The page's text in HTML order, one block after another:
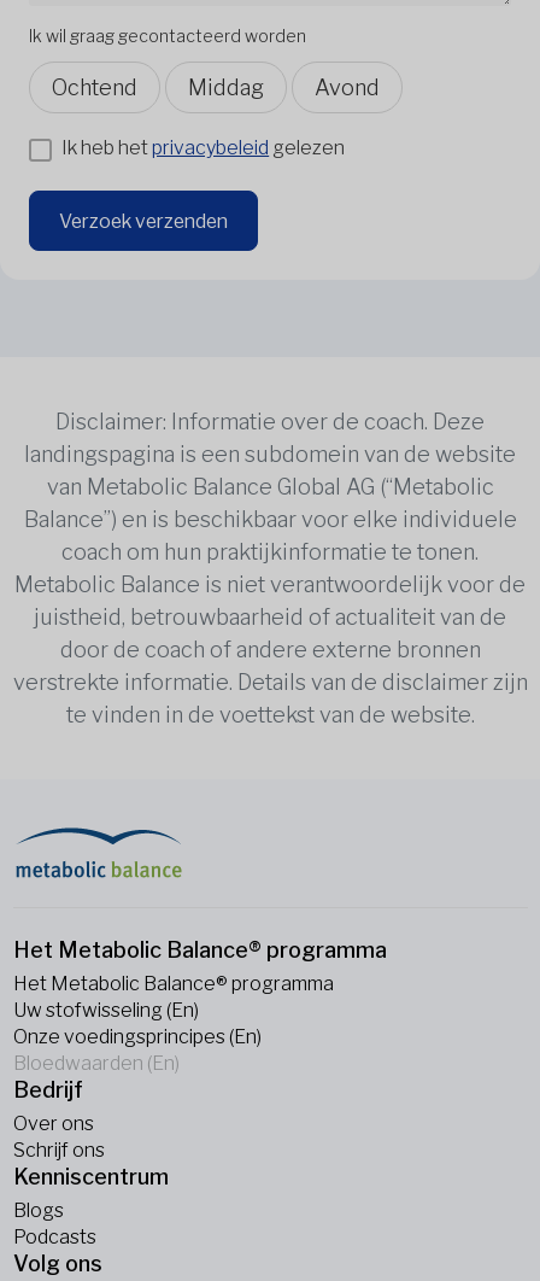
Ik wil graag gecontacteerd worden
Ochtend Middag Avond
Ik heb hetprivacybeleid gelezen
Verzoek verzenden
Disclaimer: Informatie over de coach. Deze
landingspagina is een subdomein van de website
van Metabolic Balance Global AG (“Metabolic
Balance”) en is beschikbaar voor elke individuele
coach om hun praktijkinformatie te tonen.
Metabolic Balance is niet verantwoordelijk voor de
juistheid, betrouwbaarheid of actualiteit van de
door de coach of andere externe bronnen
verstrekte informatie. Details van de disclaimer zijn
te vinden in de voettekst van de website.
Het Metabolic Balance® programma
Het Metabolic Balance® programma
Uw stofwisseling (En)
Onze voedingsprincipes (En)
Bloedwaarden (En)
Bedrijf
Over ons
Schrijf ons
Kenniscentrum
Blogs
Podcasts
Volg ons